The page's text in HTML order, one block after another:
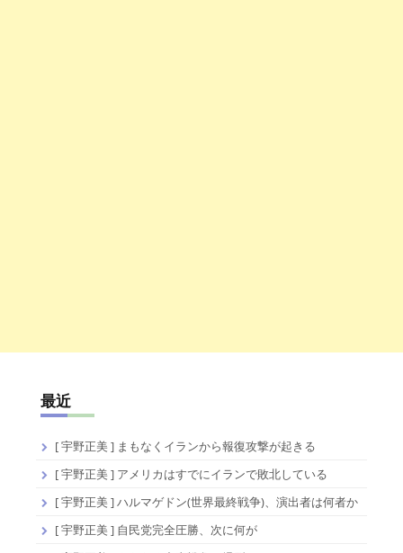
最近
[ 宇野正美 ] まもなくイランから報復攻撃が起きる
[ 宇野正美 ] アメリカはすでにイランで敗北している
[ 宇野正美 ] ハルマゲドン(世界最終戦争)、演出者は何者か
[ 宇野正美 ] 自民党完全圧勝、次に何が